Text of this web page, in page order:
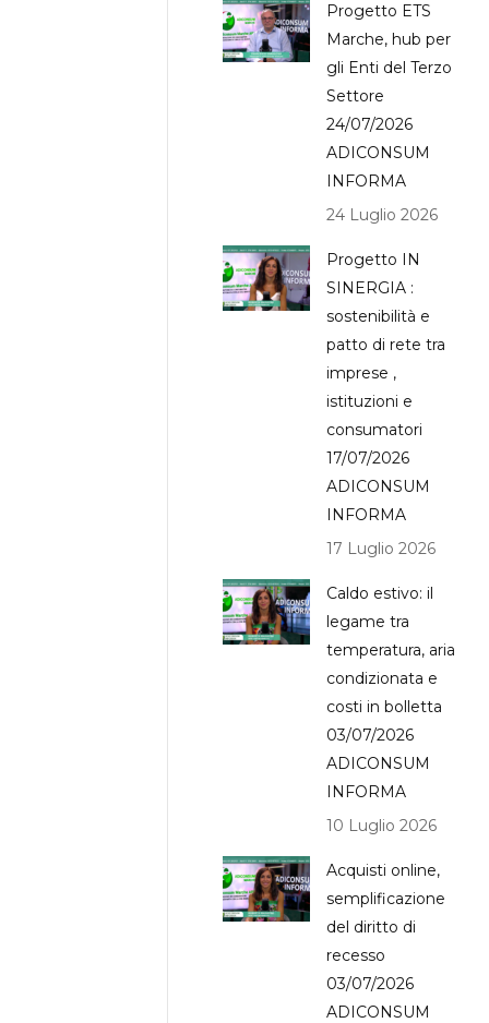
Progetto ETS
Marche, hub per
gli Enti del Terzo
Settore
24/07/2026
ADICONSUM
INFORMA
24 Luglio 2026
Progetto IN
SINERGIA :
sostenibilità e
patto di rete tra
imprese ,
istituzioni e
consumatori
17/07/2026
ADICONSUM
INFORMA
17 Luglio 2026
Caldo estivo: il
legame tra
temperatura, aria
condizionata e
costi in bolletta
03/07/2026
ADICONSUM
INFORMA
10 Luglio 2026
Acquisti online,
semplificazione
del diritto di
recesso
03/07/2026
ADICONSUM